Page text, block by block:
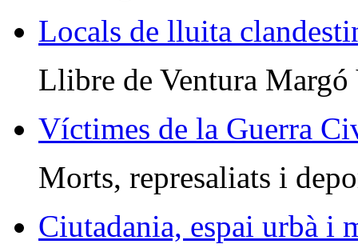
Locals de lluita
Llibre de Ventura Margó
Víctimes de la Guerra
Morts, represaliats i
Ciutadania, espai urbà i